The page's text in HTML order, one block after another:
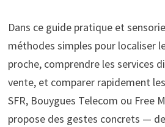
Dans ce guide pratique et
méthodes simples pour localiser
proche, comprendre les services
vente, et comparer rapidement
SFR, Bouygues Telecom ou Free
propose des gestes concrets —